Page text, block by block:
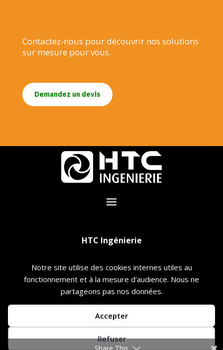
Notre site utilise des cookies internes utiles au
fonctionnement et à la mesure d'audience. Nous ne
partageons pas nos données.
Accepter
Refuser
Contactez-nous pour découvrir nos solutions
sur mesure pour vous.
Demandez un devis
HTC Ingénierie
35680 BAIS